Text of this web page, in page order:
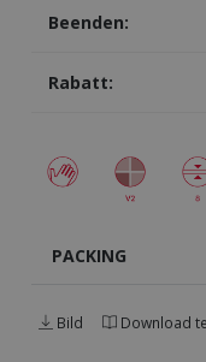
Beenden:
Rabatt:
PACKING
Bild Download